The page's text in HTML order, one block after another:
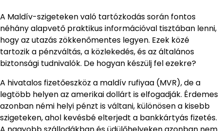
A Maldív-szigeteken való tartózkodás során fontos
néhány alapvető praktikus információval tisztában lenni,
hogy az utazás zökkenőmentes legyen. Ezek közé
tartozik a pénzváltás, a közlekedés, és az általános
biztonsági tudnivalók. De hogyan készülj fel ezekre?
A hivatalos fizetőeszköz a maldív rufiyaa (MVR), de a
legtöbb helyen az amerikai dollárt is elfogadják. Érdemes
azonban némi helyi pénzt is váltani, különösen a kisebb
szigeteken, ahol kevésbé elterjedt a bankkártyás fizetés.